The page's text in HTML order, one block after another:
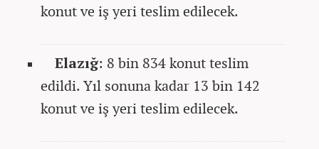
konut ve iş yeri teslim edilecek.
Elazığ: 8 bin 834 konut teslim
edildi. Yıl sonuna kadar 13 bin 142
konut ve iş yeri teslim edilecek.